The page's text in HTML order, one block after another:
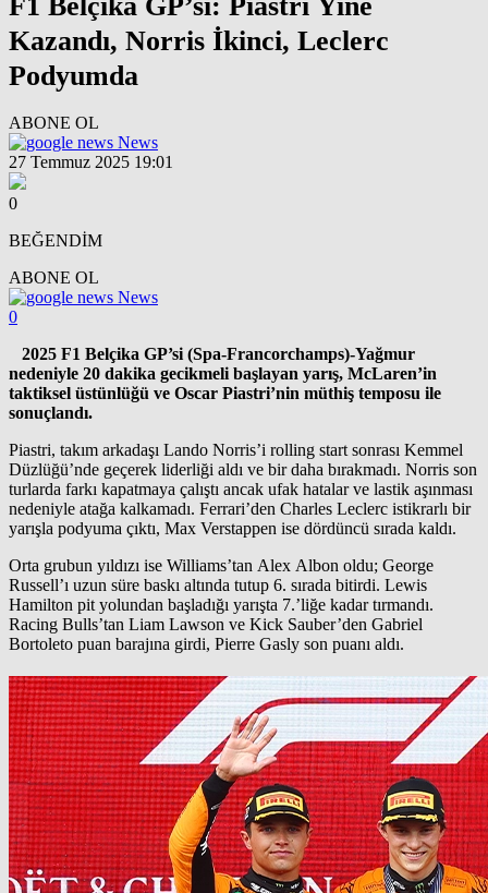
Kazandı, Norris İkinci, Leclerc
Podyumda
ABONE OL
News
27 Temmuz 2025 19:01
0
BEĞENDİM
ABONE OL
News
0
2025 F1 Belçika GP’si (Spa-Francorchamps)-Yağmur
nedeniyle 20 dakika gecikmeli başlayan yarış, McLaren’in
taktiksel üstünlüğü ve Oscar Piastri’nin müthiş temposu ile
sonuçlandı.
Piastri, takım arkadaşı Lando Norris’i rolling start sonrası Kemmel
Düzlüğü’nde geçerek liderliği aldı ve bir daha bırakmadı. Norris son
turlarda farkı kapatmaya çalıştı ancak ufak hatalar ve lastik aşınması
nedeniyle atağa kalkamadı. Ferrari’den Charles Leclerc istikrarlı bir
yarışla podyuma çıktı, Max Verstappen ise dördüncü sırada kaldı.
Orta grubun yıldızı ise Williams’tan Alex Albon oldu; George
Russell’ı uzun süre baskı altında tutup 6. sırada bitirdi. Lewis
Hamilton pit yolundan başladığı yarışta 7.’liğe kadar tırmandı.
Racing Bulls’tan Liam Lawson ve Kick Sauber’den Gabriel
Bortoleto puan barajına girdi, Pierre Gasly son puanı aldı.